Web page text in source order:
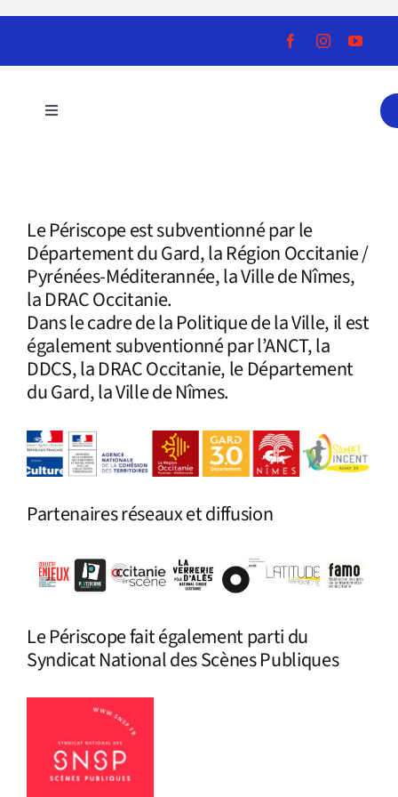
Toggle
Pratique Culturelle
Service Éducatif
Le Périscope
Infos pratiques
Le Périscope est subventionné par le
Département du Gard, la Région Occitanie /
Pyrénées-Méditerannée, la Ville de Nîmes,
la DRAC Occitanie.
Dans le cadre de la Politique de la Ville, il est
également subventionné par l’ANCT, la
DDCS, la DRAC Occitanie, le Département
du Gard, la Ville de Nîmes.
Partenaires réseaux et diffusion
Le Périscope fait également parti du
Syndicat National des Scènes Publiques